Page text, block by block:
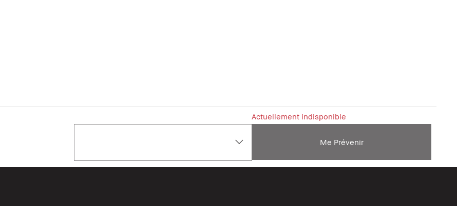
Actuellement indisponible
Me Prévenir